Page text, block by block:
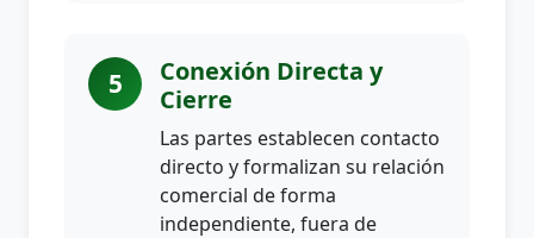
5
Conexión Directa y
Cierre
Las partes establecen contacto
directo y formalizan su relación
comercial de forma
independiente, fuera de